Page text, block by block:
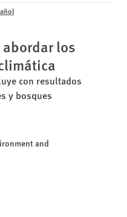
abordar los
con resultados
y bosques
and